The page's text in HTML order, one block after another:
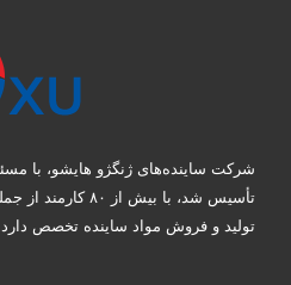
تولید و فروش مواد ساینده تخصص دارد.